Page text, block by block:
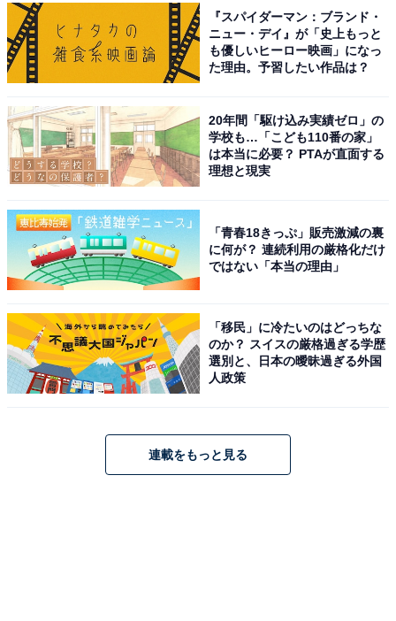
ドル出身の中でだけでなく、一流俳優の中でも格別に演
技が上手だと思う。主演作品が圧倒的に多いので、主演
ではない、例えば黒幕役とかもやってみてほしい」
「憑依するような役作りではなく、アイドルグループ嵐
のニノなのに、今はサラリーマン何某として生きている
という芝居。セリフの言い回しがあまりに自然なので、
り込んでしまうのが、とにかくうまいんだと思う」
※回答コメントは原文ママです
次ページ 10位までのランキング結果を見る
『スパイダーマン：ブランド・
ニュー・デイ』が「史上もっと
も優しいヒーロー映画」になっ
た理由。予習したい作品は？
20年間「駆け込み実績ゼロ」の
学校も…「こども110番の家」
は本当に必要？ PTAが直面する
理想と現実
「青春18きっぷ」販売激減の裏
に何が？ 連続利用の厳格化だけ
ではない「本当の理由」
「移民」に冷たいのはどっちな
のか？ スイスの厳格過ぎる学歴
選別と、日本の曖昧過ぎる外国
人政策
連載をもっと見る